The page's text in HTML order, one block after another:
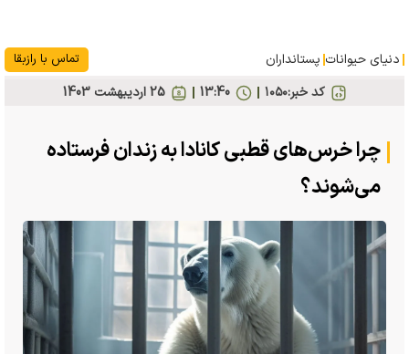
دنیای حیوانات پستانداران تماس با رازبقا
کد خبر:۱۰۵۰ 25 ارديبهشت 1403 13:40
چرا خرس‌های قطبی کانادا به زندان فرستاده
می‌شوند؟